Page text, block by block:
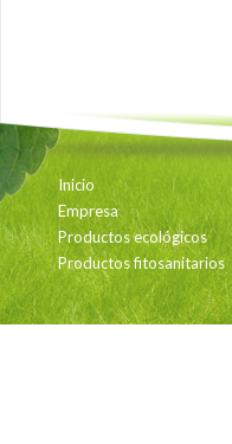
Inicio
Empresa
Productos ecológicos
Productos fitosanitarios